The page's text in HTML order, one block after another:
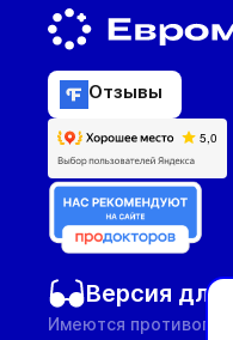
Отзывы
Версия для
Имеются